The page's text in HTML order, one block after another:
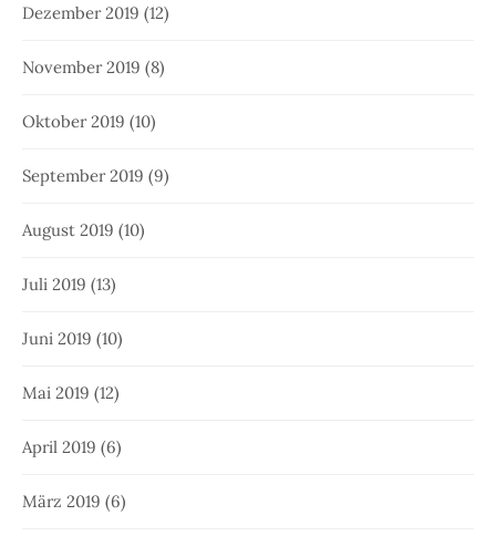
Dezember 2019 (12)
November 2019 (8)
Oktober 2019 (10)
September 2019 (9)
August 2019 (10)
Juli 2019 (13)
Juni 2019 (10)
Mai 2019 (12)
April 2019 (6)
März 2019 (6)